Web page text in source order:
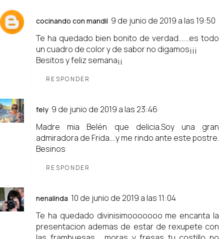
cocinando con mandil 9 de junio de 2019 a las 19:50
Te ha quedado bien bonito de verdad.......es todo
un cuadro de color y de sabor no digamos¡¡¡
Besitos y feliz semana¡¡
RESPONDER
fely 9 de junio de 2019 a las 23:46
Madre mia Belén que delicia.Soy una gran
admiradora de Frida....y me rindo ante este postre.
Besinos
RESPONDER
nenalinda 10 de junio de 2019 a las 11:04
Te ha quedado divinisimooooooo me encanta la
presentacion ademas de estar de rexupete con